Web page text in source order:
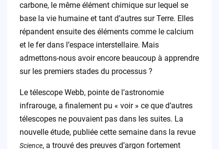
carbone, le même élément chimique sur lequel se
base la vie humaine et tant d’autres sur Terre. Elles
répandent ensuite des éléments comme le calcium
et le fer dans l’espace interstellaire. Mais
admettons-nous avoir encore beaucoup à apprendre
sur les premiers stades du processus ?
Le télescope Webb, pointe de l’astronomie
infrarouge, a finalement pu « voir » ce que d’autres
télescopes ne pouvaient pas dans les suites. La
nouvelle étude, publiée cette semaine dans la revue
Science, a trouvé des preuves d’argon fortement